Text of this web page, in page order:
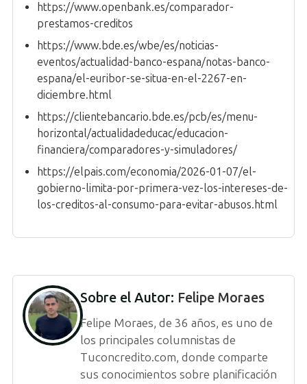
https://www.openbank.es/comparador-
prestamos-creditos
https://www.bde.es/wbe/es/noticias-
eventos/actualidad-banco-espana/notas-banco-
espana/el-euribor-se-situa-en-el-2267-en-
diciembre.html
https://clientebancario.bde.es/pcb/es/menu-
horizontal/actualidadeducac/educacion-
financiera/comparadores-y-simuladores/
https://elpais.com/economia/2026-01-07/el-
gobierno-limita-por-primera-vez-los-intereses-de-
los-creditos-al-consumo-para-evitar-abusos.html
Sobre el Autor: Felipe Moraes
Felipe Moraes, de 36 años, es uno de
los principales columnistas de
Tuconcredito.com, donde comparte
sus conocimientos sobre planificación